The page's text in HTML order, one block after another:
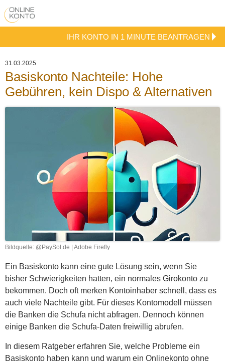
IHR KONTO IN 1 MINUTE BEANTRAGEN
31.03.2025
Basiskonto Nachteile: Hohe
Gebühren, kein Dispo & Alternativen
Bildquelle: @PaySol.de | Adobe Firefly
Ein Basiskonto kann eine gute Lösung sein, wenn Sie
bisher Schwierigkeiten hatten, ein normales Girokonto zu
bekommen. Doch oft merken Kontoinhaber schnell, dass es
auch viele Nachteile gibt. Für dieses Kontomodell müssen
die Banken die Schufa nicht abfragen. Dennoch können
einige Banken die Schufa-Daten freiwillig abrufen.
In diesem Ratgeber erfahren Sie, welche Probleme ein
Basiskonto haben kann und warum ein Onlinekonto ohne